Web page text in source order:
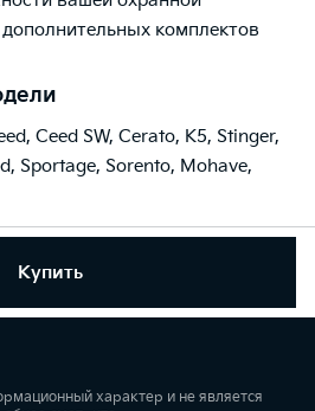
Купить
комплектов
, Ceed SW, Cerato, K5, Stinger,
, Sportage, Sorento, Mohave,
характер и не является